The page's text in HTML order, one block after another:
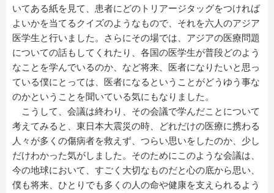
いてある紙を見て、患者にどのトリアージタッグをつければ
よいかを当てるクイズのようなもので、それを六人のアジア
医学生と行いました。さらにその場では、アジアの医療問題
についての話もしてくれたり、各国の医学生が普段どのよう
なことを学んでいるのか、など将来、医者になりたいと思っ
ている僕にとっては、医者になるということがどうゆう事な
のかということを聞いている気にもなりました。
こうして、会議は終わり、その会議で学んだことについて
考えてみると、東日本大震災の時、どれだけの医療に携わる
人々が多くの傷病者を救えず、つらい思いをしたのか、少し
だけわかった気がしました。そのためにこのような会議は、
今の地球において、すごく大切なものだと心の底から思い、
僕も将来、ひとりでも多くの人の命や健康を支えられるよう